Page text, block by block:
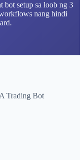
bot setup sa loob ng 3
nang hindi
Trading Bot